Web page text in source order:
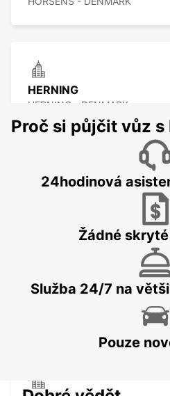
HERNING
HERNING - DENMARK
ESBJERG
Proč si půjčit vůz s
24hodinová
Žádné
Služba 24/7 na
Pouze